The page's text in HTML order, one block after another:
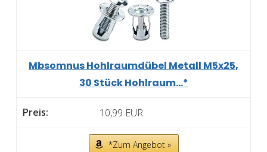
Mbsomnus Hohlraumdübel Metall M5x25,
30 Stück Hohlraum...*
10,99 EUR
*Zum Angebot »